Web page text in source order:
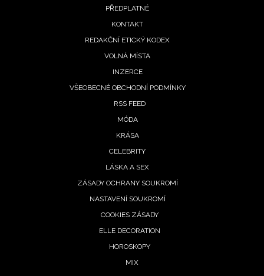
PŘEDPLATNÉ
KONTAKT
REDAKČNÍ ETICKÝ KODEX
VOLNÁ MÍSTA
INZERCE
VŠEOBECNÉ OBCHODNÍ PODMÍNKY
RSS FEED
MÓDA
KRÁSA
CELEBRITY
LÁSKA A SEX
ZÁSADY OCHRANY SOUKROMÍ
NASTAVENÍ SOUKROMÍ
COOKIES ZÁSADY
ELLE DECORATION
HOROSKOPY
MIX